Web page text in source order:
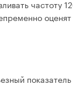
частоту